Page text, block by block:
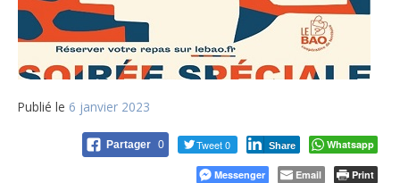
Publié le 6 janvier 2023
Partager 0 Tweet 0 Share Whatsapp
Messenger Email Print